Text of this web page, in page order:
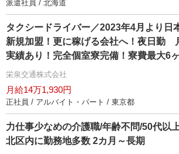
派遣社員 / 北海道
タクシードライバー／2023年4月より日
新規加盟！更に稼げる会社へ！夜日勤
実績あり！完全個室寮完備！寮費最大6
※規定あり引越し･赴任費用助成金あり
最大50万円支給！※規定あり6ヶ月間 月
与保障(東京未経験者) ※規定あり
栄泉交通株式会社
月給14万1,930円
正社員 / アルバイト・パート / 東京都
力仕事少なめの介護職/年齢不問/50代以
北区内に勤務地多数 2カ月～長期